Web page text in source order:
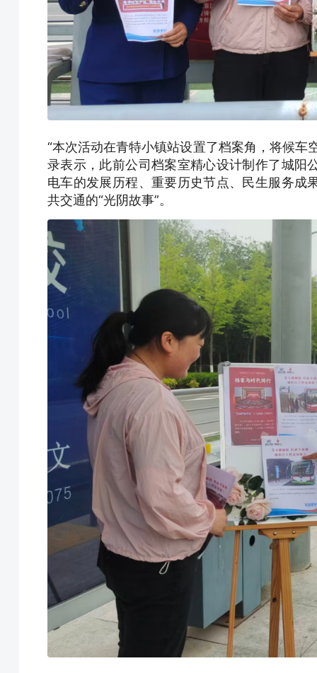
“本次活动在青特小镇站设置了档案角，将候车
录表示，此前公司档案室精心设计制作了城阳
电车的发展历程、重要历史节点、民生服务成
共交通的“光阴故事”。